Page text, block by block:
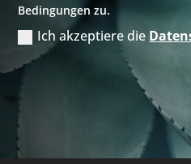
Bedingungen zu.
Ich akzeptiere die